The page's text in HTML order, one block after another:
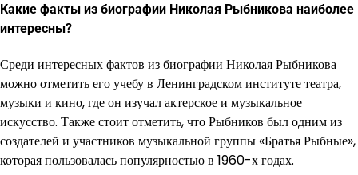
Какие факты из биографии Николая Рыбникова наиболее
интересны?
Среди интересных фактов из биографии Николая Рыбникова
можно отметить его учебу в Ленинградском институте театра,
музыки и кино, где он изучал актерское и музыкальное
искусство. Также стоит отметить, что Рыбников был одним из
создателей и участников музыкальной группы «Братья Рыбные»,
которая пользовалась популярностью в 1960-х годах.